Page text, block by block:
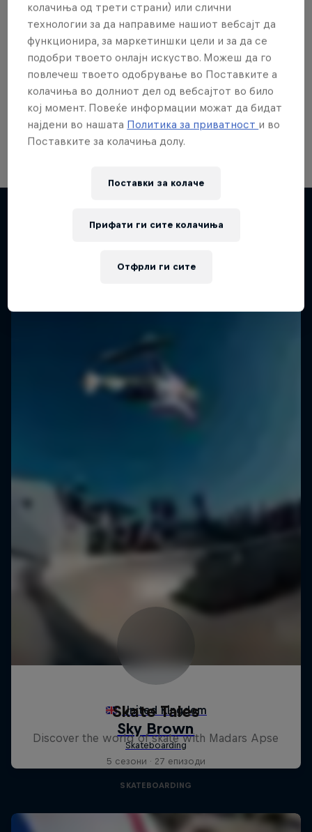
Сакаш повеќе?
Skateboarding
Welcome to the Red Bull Skateboarding hub, your
source for skateboarding news, videos, rider …
Skate Tales
Discover the world of skate with Madars Apse
5 сезони · 27 епизоди
SKATEBOARDING
колачиња од трети страни) или слични
технологии за да направиме нашиот вебсајт да
функционира, за маркетиншки цели и за да се
подобри твоето онлајн искуство. Можеш да го
повлечеш твоето одобрување во Поставките а
колачиња во долниот дел од вебсајтот во било
кој момент. Повеќе информации можат да бидат
најдени во нашата Политика за приватност и во
Поставките за колачиња долу.
Поставки за колачe
Отфрли ги сите
Прифати ги сите колачиња